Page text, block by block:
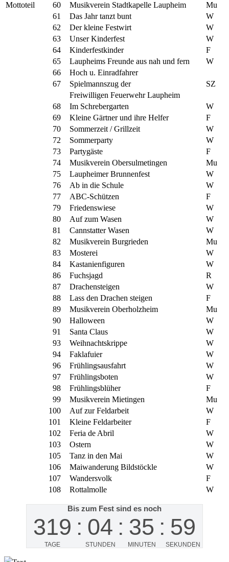
Mottoteil
60 Musikverein Stadtkapelle Laupheim
Mu
61
Das Jahr tanzt bunt
W
62
Der kleine Festwirt
W
63
Unser Kinderfest
W
64
Kinderfestkinder
F
65
Laupheims Freunde aus nah und fern
W
66
Hoch u. Einradfahrer
67
Spielmannszug der
SZ
Freiwilligen Feuerwehr Laupheim
68
Im Schrebergarten
W
69
Kleine Gärtner und ihre Helfer
F
70
Sommerzeit / Grillzeit
W
72
Sommerparty
W
73
Partygäste
F
74
Musikverein Obersulmetingen
Mu
75
Laupheimer Brunnenfest
W
76
Ab in die Schule
W
77
ABC-Schützen
F
79
Friedenswiese
W
80
Auf zum Wasen
W
81
Cannstatter Wasen
W
82
Musikverein Burgrieden
Mu
83
Mosterei
W
84
Kastanienfiguren
W
86
Fuchsjagd
R
87
Drachensteigen
W
88
Lass den Drachen steigen
F
89
Musikverein Oberholzheim
Mu
90
Halloween
W
91
Santa Claus
W
93
Weihnachtskrippe
W
94
Faklafuier
W
96
Frühlingsausfahrt
W
97
Frühlingsboten
W
98
Frühlingsblüher
F
99
Musikverein Mietingen
Mu
100
Auf zur Feldarbeit
W
101
Kleine Feldarbeiter
F
102
Feria de Abril
W
103
Ostern
W
105
Tanz in den Mai
W
106
Maiwanderung Bildstöckle
W
107
Wandersvolk
F
108
Rottalmolle W